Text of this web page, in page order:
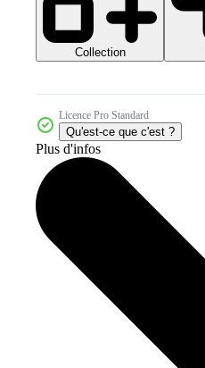
Collection
Licence Pro Standard
Qu'est-ce que c'est ?
Plus d'infos